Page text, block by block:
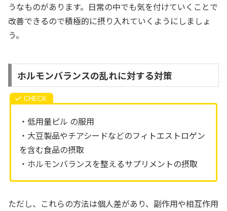
うなものがあります。日常の中でも気を付けていくことで
改善できるので積極的に摂り入れていくようにしましょ
う。
ホルモンバランスの乱れに対する対策
・低用量ピル の服用
・大豆製品やチアシードなどのフィトエストロゲン
を含む食品の摂取
・ホルモンバランスを整えるサプリメントの摂取
ただし、これらの方法は個人差があり、副作用や相互作用